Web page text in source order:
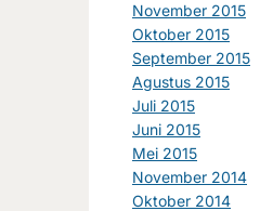
November 2015
Oktober 2015
September 2015
Agustus 2015
Juli 2015
Juni 2015
Mei 2015
November 2014
Oktober 2014